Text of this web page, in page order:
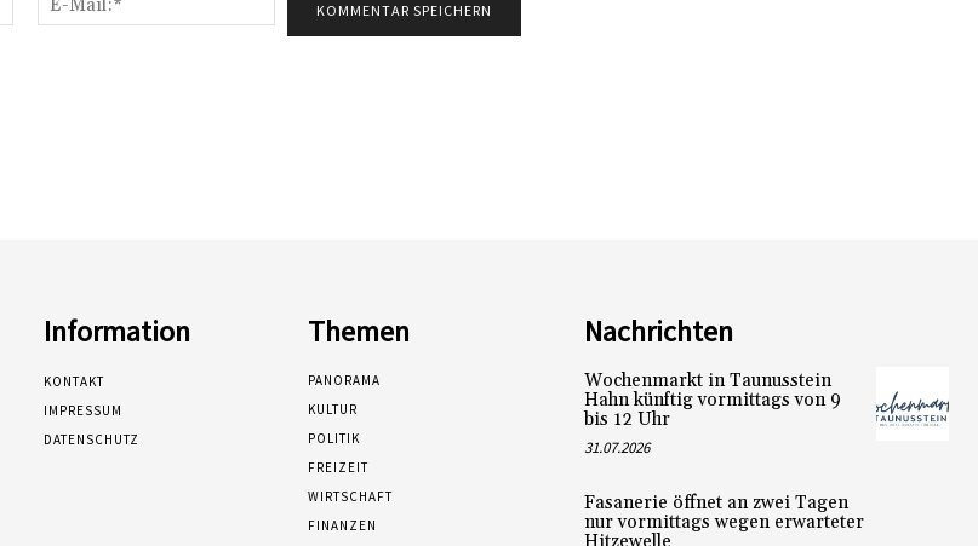
Mail:*
Information
KONTAKT
IMPRESSUM
DATENSCHUTZ
Themen
PANORAMA
KULTUR
POLITIK
FREIZEIT
WIRTSCHAFT
FINANZEN
Nachrichten
Wochenmarkt in Taunusstein
Hahn künftig vormittags von 9
bis 12 Uhr
31.07.2026
Fasanerie öffnet an zwei Tagen
nur vormittags wegen erwarteter